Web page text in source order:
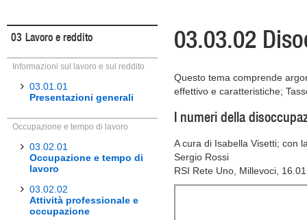
03 Lavoro e reddito
Informazioni sul lavoro e sul reddito
03.01.01
Presentazioni generali
Occupazione e tempo di lavoro
03.02.01
Occupazione e tempo di
lavoro
03.02.02
Attività professionale e
occupazione
03.03.02
Questo tema comprende
effettivo e caratteristiche;
I numeri della
A cura di Isabella Visetti; con
Sergio Rossi
RSI Rete Uno, Millevoci,